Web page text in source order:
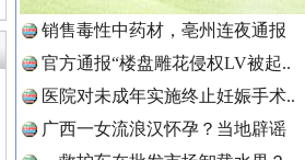
官方通报“楼盘雕花侵权LV被起..
医院对未成年实施终止妊娠手术..
广西一女流浪汉怀孕？当地辟谣
一救护车在批发市场卸载水果？
贾平凹之女贾浅浅硕士学位被撤..